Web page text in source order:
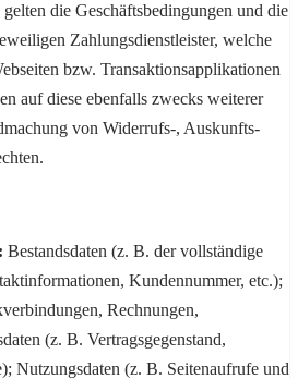
die Geschäftsbedingungen und die
Zahlungsdienstleister, welche
bzw. Transaktionsapplikationen
auf diese ebenfalls zwecks weiterer
von Widerrufs-, Auskunfts-
Bestandsdaten (z. B. der vollständige
Kundennummer, etc.);
Rechnungen,
(z. B. Vertragsgegenstand,
Nutzungsdaten (z. B. Seitenaufrufe und